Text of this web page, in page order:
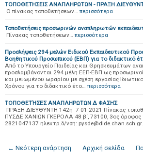
ΤΟΠΟΘΕΤΗΣΕΙΣ ΑΝΑΠΛΗΡΩΤΩΝ - ΠΡΑΞΗ
Ο πίνακας τοποθετήσεων… περισσότερα
Τοποθετήσεις προσωρινών αναπληρωτών
Πίνακας τοποθετήσεων… περισσότερα
Προσλήψεις 294 μελών Ειδικού Εκπαιδευτικού
Βοηθητικού Προσωπικού (ΕΒΠ) για το διδακτικό
Από το Υπουργείο Παιδείας και Θρησκευμάτων
προσλαμβάνονται 294 μέλη ΕΕΠ-ΕΒΠ ως
και μειωμένου ωραρίου με σχέση εργασίας
Χρόνου για το διδακτικό έτο… περισσότερα
ΤΟΠΟΘΕΤΉΣΕΣ ΑΝΑΠΛΗΡΩΤΩΝ Δ ΦΑΣΗΣ
ΠΡΑΞΗ ΔΙΕΥΘΥΝΤΗ 142η 7-01-2021 Πίνακας
ΠΥΣΔΕ ΧΑΝΙΩΝ ΓΚΕΡΟΛΑ 48 β΄, 73100, 3ος όροφος
2821047137 ηλεκτρ.δ/νση:
← Νεότερη ανάρτηση Αρχική σελίδα